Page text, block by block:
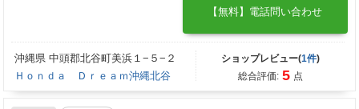
【無料】電話問い合わせ
沖縄県 中頭郡北谷町美浜１−５−２
Ｈｏｎｄａ Ｄｒｅａｍ沖縄北谷
ショップレビュー(1件)
総合評価: 5 点